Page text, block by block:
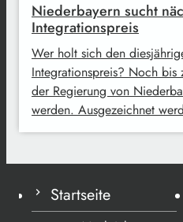
Niederbayern sucht
Integrationspreis
Wer holt sich den
Integrationspreis? Noch
der Regierung von
werden. Ausgezeichnet
Startseite